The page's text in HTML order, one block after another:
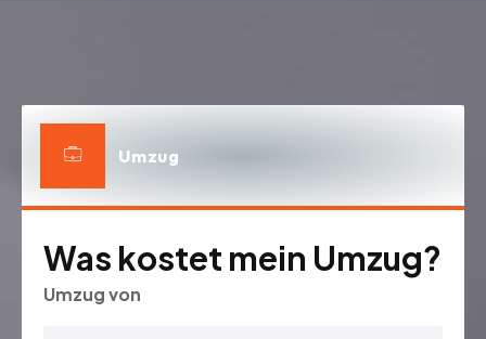
Umzug
Was kostet mein Umzug?
Umzug von